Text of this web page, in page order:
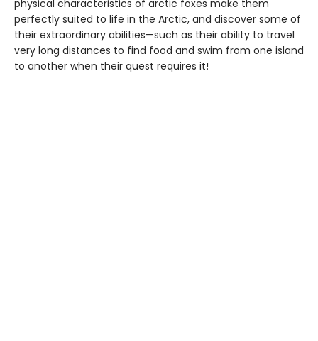
physical characteristics of arctic foxes make them
perfectly suited to life in the Arctic, and discover some of
their extraordinary abilities—such as their ability to travel
very long distances to find food and swim from one island
to another when their quest requires it!